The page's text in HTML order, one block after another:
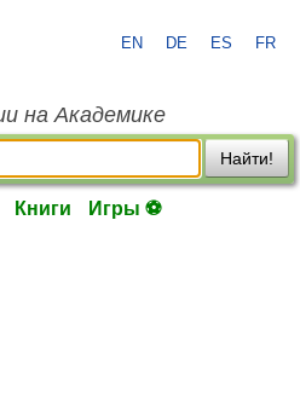
EN DE ES FR
на Академике
Найти!
Книги Игры ⚽